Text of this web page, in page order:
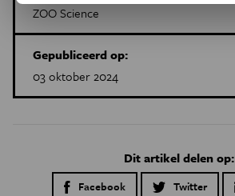
ZOO Science
Gepubliceerd op:
03 oktober 2024
Dit artikel delen op:
Facebook Twitter